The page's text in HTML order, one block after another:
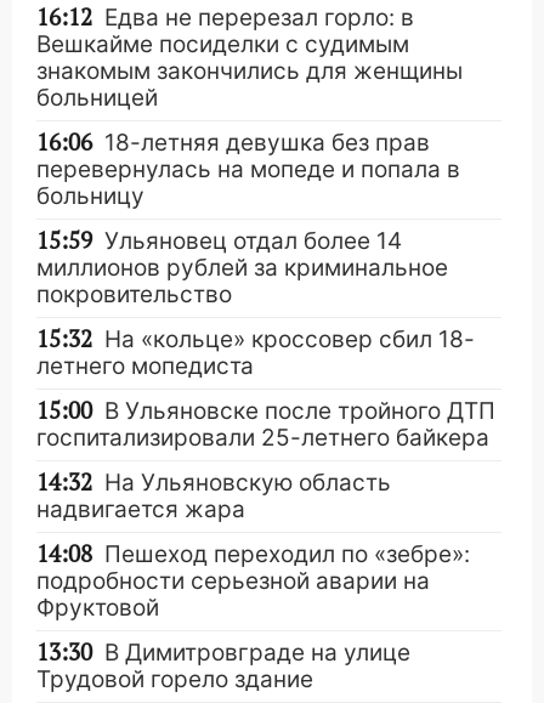
16:12 Едва не перерезал горло: в
Вешкайме посиделки с судимым
знакомым закончились для женщины
больницей
16:06 18-летняя девушка без прав
перевернулась на мопеде и попала в
больницу
15:59 Ульяновец отдал более 14
миллионов рублей за криминальное
покровительство
15:32 На «кольце» кроссовер сбил 18-
летнего мопедиста
15:00 В Ульяновске после тройного ДТП
госпитализировали 25-летнего байкера
14:32 На Ульяновскую область
надвигается жара
14:08 Пешеход переходил по «зебре»:
подробности серьезной аварии на
Фруктовой
13:30 В Димитровграде на улице
Трудовой горело здание